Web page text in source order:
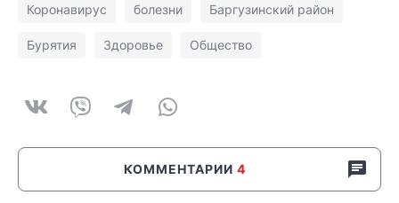
Коронавирус болезни Баргузинский район
Бурятия Здоровье Общество
КОММЕНТАРИИ 4